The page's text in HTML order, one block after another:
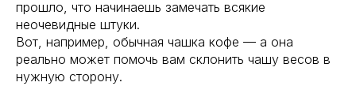
прошло, что начинаешь замечать всякие
неочевидные штуки.
Вот, например, обычная чашка кофе — а она
реально может помочь вам склонить чашу весов в
нужную сторону.